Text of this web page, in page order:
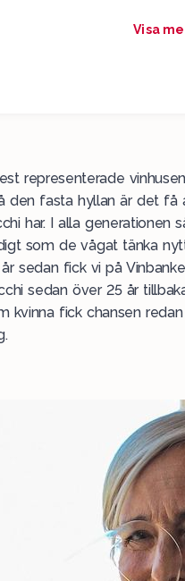
Visa
representerade
den fasta hyllan är det få
har. I alla generationen
som de vågat tänka
sedan fick vi på
sedan över 25 år
kvinna fick chansen